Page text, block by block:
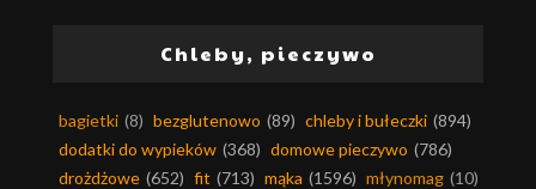
Chleby, pieczywo
bagietki (8) bezglutenowo (89) chleby i bułeczki (894)
dodatki do wypieków (368) domowe pieczywo (786)
drożdżowe (652) fit (713) mąka (1596) młynomag (10)